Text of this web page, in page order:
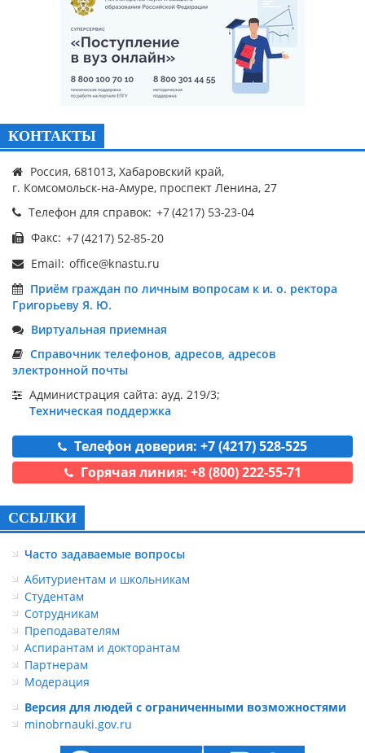
КОНТАКТЫ
Россия, 681013, Хабаровский край,
г. Комсомольск-на-Амуре, проспект Ленина, 27
Телефон для справок:
Факс:
Email:
Приём граждан по личным вопросам к и. о. ректора
Григорьеву Я. Ю.
Виртуальная приемная
Справочник телефонов, адресов, адресов
электронной почты
Администрация сайта: ауд. 219/3;
Техническая поддержка
Телефон доверия: +7 (4217) 528-525
Горячая линия: +8 (800) 222-55-71
ССЫЛКИ
Часто задаваемые вопросы
Абитуриентам и школьникам
Студентам
Сотрудникам
Преподавателям
Аспирантам и докторантам
Партнерам
Модерация
Версия для людей с ограниченными возможностями
minobrnauki.gov.ru